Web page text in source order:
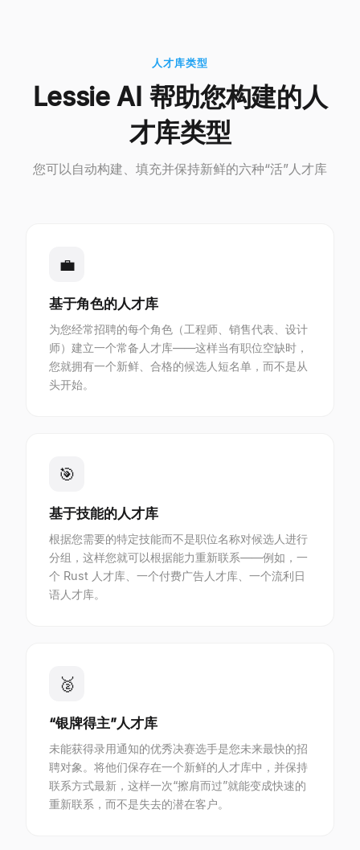
人才库类型
Lessie AI 帮助您构建的人
才库类型
您可以自动构建、填充并保持新鲜的六种“活”人才库
💼
基于角色的人才库
为您经常招聘的每个角色（工程师、销售代表、设计
师）建立一个常备人才库——这样当有职位空缺时，
您就拥有一个新鲜、合格的候选人短名单，而不是从
头开始。
🎯
基于技能的人才库
根据您需要的特定技能而不是职位名称对候选人进行
分组，这样您就可以根据能力重新联系——例如，一
个 Rust 人才库、一个付费广告人才库、一个流利日
语人才库。
🥈
“银牌得主”人才库
未能获得录用通知的优秀决赛选手是您未来最快的招
聘对象。将他们保存在一个新鲜的人才库中，并保持
联系方式最新，这样一次“擦肩而过”就能变成快速的
重新联系，而不是失去的潜在客户。